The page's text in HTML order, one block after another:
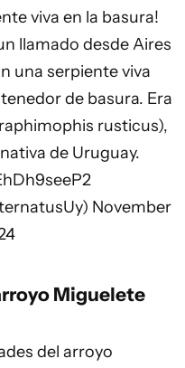
viva en la basura!
llamado desde Aires
una serpiente viva
de basura. Era
rusticus),
de Uruguay.
November
Miguelete
del arroyo